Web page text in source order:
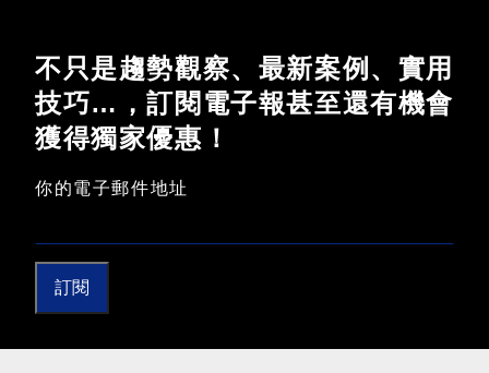
不只是趨勢觀察、最新案例、實用
技巧…，訂閱電子報甚至還有機會
獲得獨家優惠！
你的電子郵件地址
訂閱